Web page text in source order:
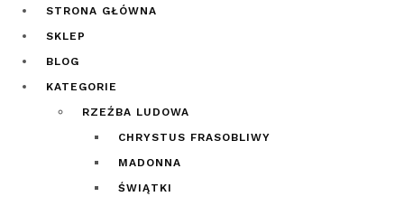
STRONA GŁÓWNA
SKLEP
BLOG
KATEGORIE
RZEŹBA LUDOWA
CHRYSTUS FRASOBLIWY
MADONNA
ŚWIĄTKI